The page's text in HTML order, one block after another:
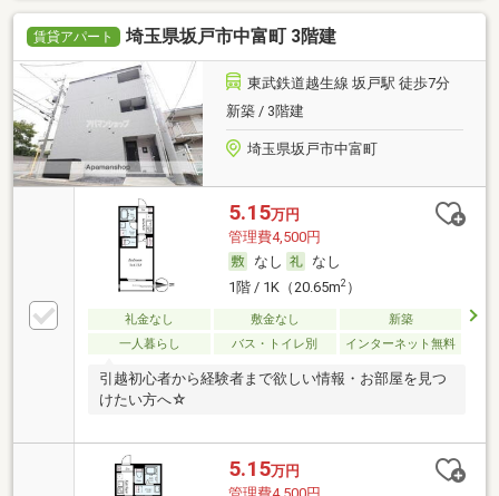
賃貸アパート 埼玉県坂戸市中富町 3階建
東武鉄道越生線 坂戸駅 徒歩7分
新築 / 3階建
埼玉県坂戸市中富町
5.15万円
管理費4,500円
なし
なし
1階 / 1K（20.65m2）
礼金なし 敷金なし
新築
一人暮らし
バス・トイレ別 インターネット無料
引越初心者から経験者まで欲しい情報・お部屋を見つ
けたい方へ☆
5.15万円